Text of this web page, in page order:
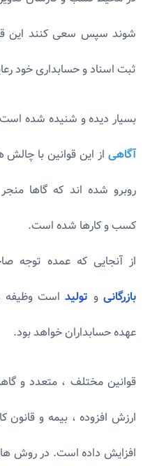
شوند سپس سعی کنند این
ثبت اسناد و حسابداری خود
بسیار دیده و شنیده شده
آگاهیاز این قوانین با چالش
روبرو شده اند که گاها
کسب و کارها شده است.
از آنجایی که عمده توجه
بازرگانیو تولید است وظیفه
عهده حسابداران خواهد بود.
قوانین مختلف ، متعدد و
ارزش افزوده ، بیمه و قانون
افزایش داده است. در روش